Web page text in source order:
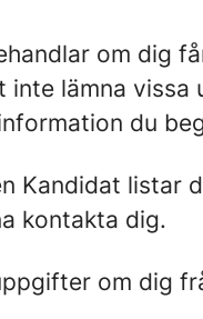
om dig
lämna
du
Kandidat listar
kontakta dig.
om dig